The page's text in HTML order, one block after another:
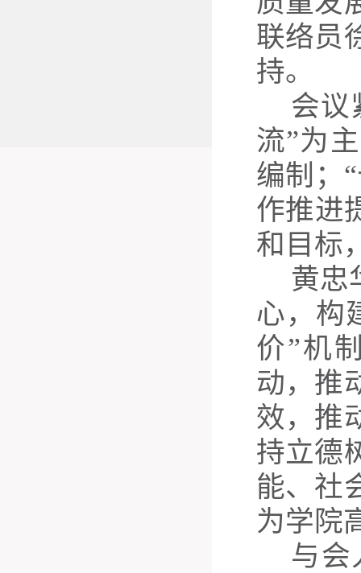
联络员
持。
会议
流”为
编制；
作推进
和目标
黄忠
心，构
价”机
动，推
效，推
持立德
能、社
为学院
与会